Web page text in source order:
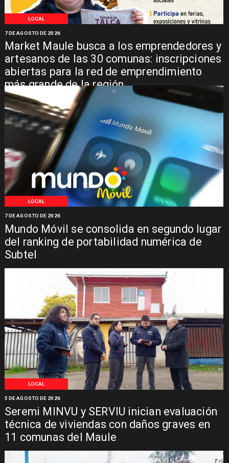
LOCAL
Market Maule busca a los emprendedores y
artesanos de las 30 comunas: inscripciones
abiertas para la red de emprendimiento
más grande de la región
7 DE AGOSTO DE 2026
LOCAL
Mundo Móvil se consolida en segundo lugar
del ranking de portabilidad numérica de
Subtel
7 DE AGOSTO DE 2026
LOCAL
Seremi MINVU y SERVIU inician evaluación
técnica de viviendas con daños graves en
11 comunas del Maule
5 DE AGOSTO DE 2026